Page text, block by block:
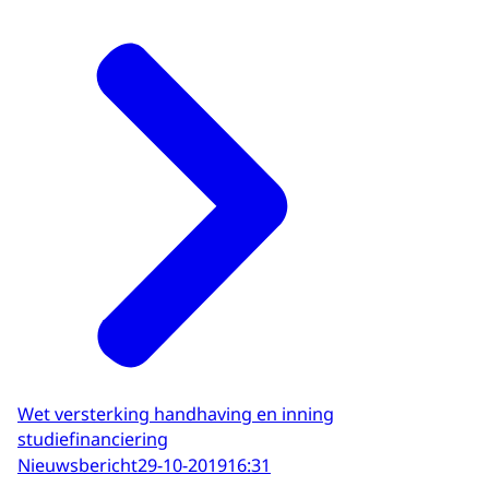
Wet versterking handhaving en inning
studiefinanciering
Nieuwsbericht29-10-201916:31